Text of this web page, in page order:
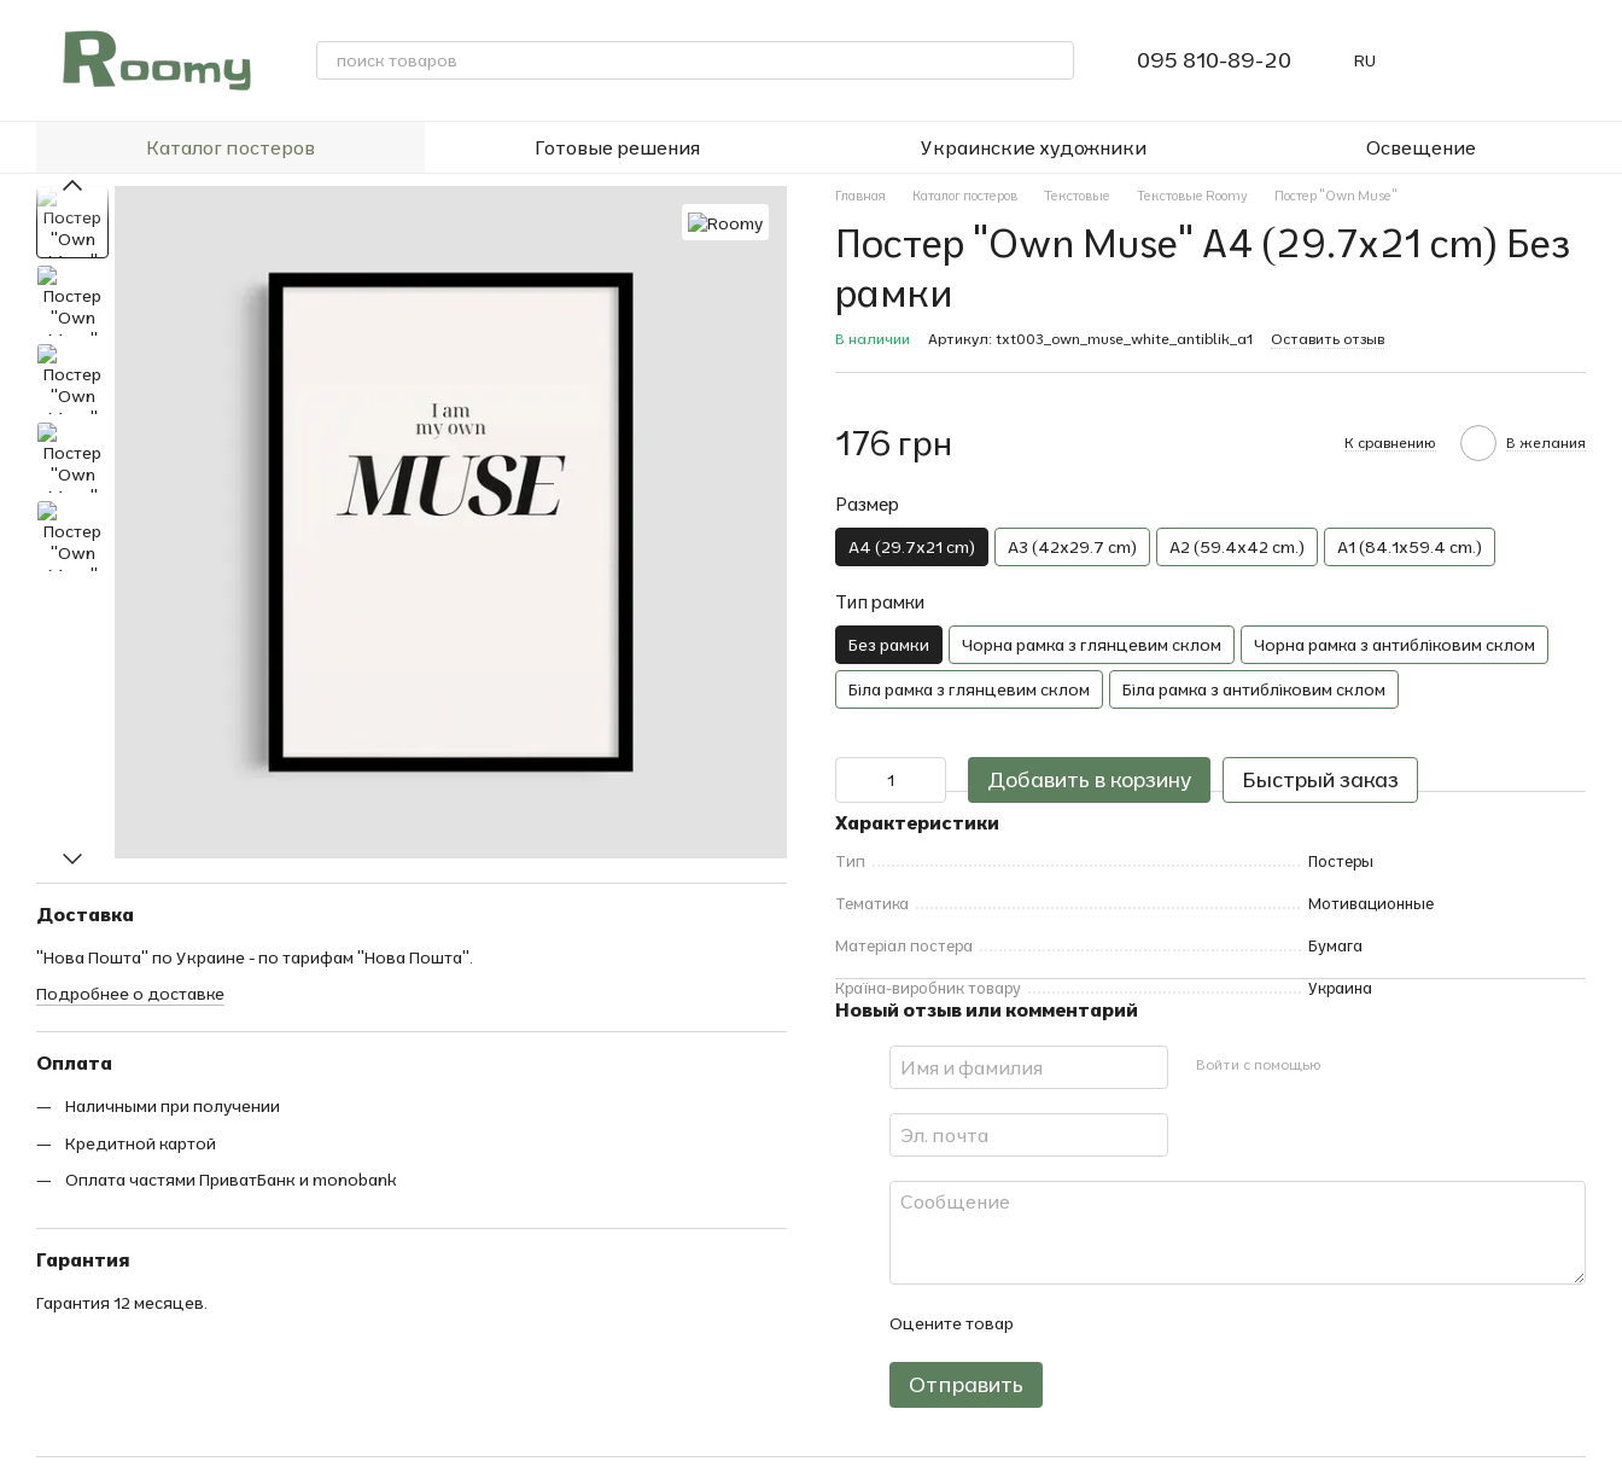
095 810-89-20 RU
Каталог постеров Готовые решения Украинские художники Освещение
Доставка
"Нова Пошта" по Украине - по тарифам "Нова Пошта".
Подробнее о доставке
Оплата
Наличными при получении
Кредитной картой
Оплата частями ПриватБанк и monobank
Гарантия
Гарантия 12 месяцев.
Главная Каталог постеров Текстовые Текстовые Roomy Постер "Own Muse"
Постер "Own Muse" A4 (29.7x21 cm) Без
рамки
В наличии Артикул: txt003_own_muse_white_antiblik_a1 Оставить отзыв
176 грн К сравнению В желания
Размер
A4 (29.7x21 cm) A3 (42x29.7 cm) A2 (59.4x42 cm.) A1 (84.1x59.4 cm.)
Тип рамки
Без рамки Чорна рамка з глянцевим склом Чорна рамка з антибліковим склом
Біла рамка з глянцевим склом Біла рамка з антибліковим склом
Добавить в корзину Быстрый заказ
Характеристики
Тип Постеры
Тематика Мотивационные
Матеріал постера Бумага
Країна-виробник товару Украина
Новый отзыв или комментарий
Войти с помощью
Оцените товар
Отправить